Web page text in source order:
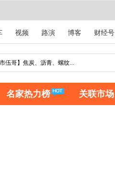
视频 路演 博客 财经号
名家热力榜 关联市场